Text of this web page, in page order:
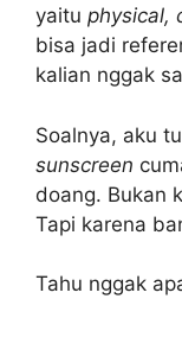
yaitu physical,
bisa jadi
kalian nggak
Soalnya, aku
sunscreen
doang. Bukan
Tapi karena
Tahu nggak